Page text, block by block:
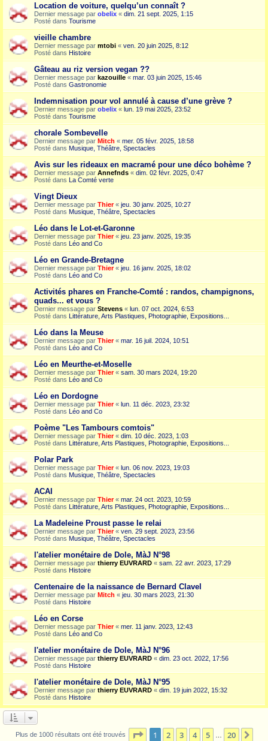
Location de voiture, quelqu’un connaît ?
Dernier message par obelix « dim. 21 sept. 2025, 1:15
Posté dans Tourisme
vieille chambre
Dernier message par mtobi « ven. 20 juin 2025, 8:12
Posté dans Histoire
Gâteau au riz version vegan ??
Dernier message par kazouille « mar. 03 juin 2025, 15:46
Posté dans Gastronomie
Indemnisation pour vol annulé à cause d’une grève ?
Dernier message par obelix « lun. 19 mai 2025, 23:52
Posté dans Tourisme
chorale Sombevelle
Dernier message par Mitch « mer. 05 févr. 2025, 18:58
Posté dans Musique, Théâtre, Spectacles
Avis sur les rideaux en macramé pour une déco bohème ?
Dernier message par Annefnds « dim. 02 févr. 2025, 0:47
Posté dans La Comté verte
Vingt Dieux
Dernier message par Thier« jeu. 30 janv. 2025, 10:27
Posté dans Musique, Théâtre, Spectacles
Léo dans le Lot-et-Garonne
Dernier message par Thier« jeu. 23 janv. 2025, 19:35
Posté dans Léo and Co
Léo en Grande-Bretagne
Dernier message par Thier« jeu. 16 janv. 2025, 18:02
Posté dans Léo and Co
Activités phares en Franche-Comté : randos, champignons,
quads... et vous ?
Dernier message par Stevens « lun. 07 oct. 2024, 6:53
Posté dans Littérature, Arts Plastiques, Photographie, Expositions...
Léo dans la Meuse
Dernier message par Thier« mar. 16 juil. 2024, 10:51
Posté dans Léo and Co
Léo en Meurthe-et-Moselle
Dernier message par Thier« sam. 30 mars 2024, 19:20
Posté dans Léo and Co
Léo en Dordogne
Dernier message par Thier« lun. 11 déc. 2023, 23:32
Posté dans Léo and Co
Poème "Les Tambours comtois"
Dernier message par Thier« dim. 10 déc. 2023, 1:03
Posté dans Littérature, Arts Plastiques, Photographie, Expositions...
Polar Park
Dernier message par Thier« lun. 06 nov. 2023, 19:03
Posté dans Musique, Théâtre, Spectacles
ACAI
Dernier message par Thier« mar. 24 oct. 2023, 10:59
Posté dans Littérature, Arts Plastiques, Photographie, Expositions...
La Madeleine Proust passe le relai
Dernier message par Thier« ven. 29 sept. 2023, 23:56
Posté dans Musique, Théâtre, Spectacles
l'atelier monétaire de Dole, MàJ N°98
Dernier message par thierry EUVRARD « sam. 22 avr. 2023, 17:29
Posté dans Histoire
Centenaire de la naissance de Bernard Clavel
Dernier message par Mitch « jeu. 30 mars 2023, 21:30
Posté dans Histoire
Léo en Corse
Dernier message par Thier« mer. 11 janv. 2023, 12:43
Posté dans Léo and Co
l'atelier monétaire de Dole, MàJ N°96
Dernier message par thierry EUVRARD « dim. 23 oct. 2022, 17:56
Posté dans Histoire
l'atelier monétaire de Dole, MàJ N°95
Dernier message par thierry EUVRARD « dim. 19 juin 2022, 15:32
Posté dans Histoire
Plus de 1000 résultats ont été trouvés Page 1sur20
1 2 3 4 5 20